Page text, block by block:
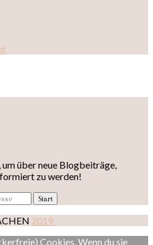
über neue Blogbeiträge,
zu werden!
2019
Cookies. Wenn du sie